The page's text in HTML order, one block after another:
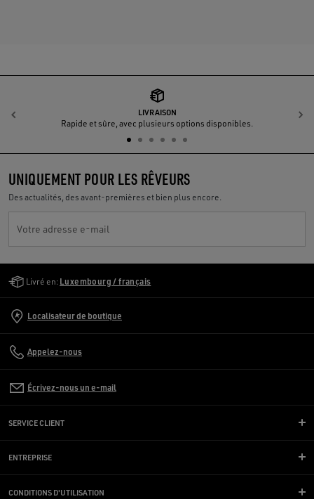
LIVRAISON
Rapide et sûre, avec plusieurs options disponibles.
Précédent
UNIQUEMENT POUR LES RÊVEURS
Des actualités, des avant-premières et bien plus encore.
Votre adresse e-mail
Livré en: Luxembourg / français
Localisateur de boutique
Appelez-nous
Écrivez-nous un e-mail
SERVICE CLIENT
ENTREPRISE
CONDITIONS D'UTILISATION